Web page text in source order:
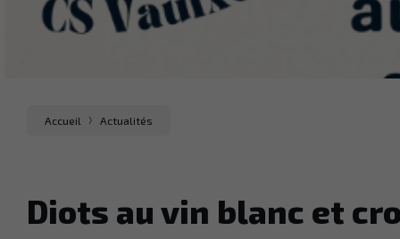
Accueil Actualités
Diots au vin blanc et